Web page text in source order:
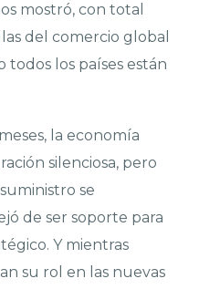
mostró, con total
del comercio global
todos los países están
la economía
silenciosa, pero
se
de ser soporte para
Y mientras
su rol en las nuevas